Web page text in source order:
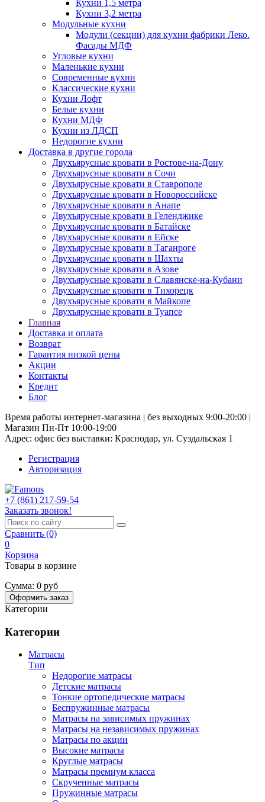
Кухни 1,5 метра
Кухни 3,2 метра
Модульные кухни
Модули (секции) для кухни фабрики Леко.
Фасады МДФ
Угловые кухни
Маленькие кухни
Современные кухни
Классические кухни
Кухни Лофт
Белые кухни
Кухни МДФ
Кухни из ЛДСП
Недорогие кухни
Доставка в другие города
Двухъярусные кровати в Ростове-на-Дону
Двухъярусные кровати в Сочи
Двухъярусные кровати в Ставрополе
Двухъярусные кровати в Новороссийске
Двухъярусные кровати в Анапе
Двухъярусные кровати в Геленджике
Двухъярусные кровати в Батайске
Двухъярусные кровати в Ейске
Двухъярусные кровати в Таганроге
Двухъярусные кровати в Шахты
Двухъярусные кровати в Азове
Двухъярусные кровати в Славянске-на-Кубани
Двухъярусные кровати в Тихорецк
Двухъярусные кровати в Майкопе
Двухъярусные кровати в Туапсе
Главная
Доставка и оплата
Возврат
Гарантия низкой цены
Акции
Контакты
Кредит
Блог
Время работы интернет-магазина | без выходных 9:00-20:00 |
Магазин Пн-Пт 10:00-19:00
Адрес: офис без выставки: Краснодар, ул. Суздальская 1
Регистрация
Авторизация
+7 (861) 217-59-54
Заказать звонок!
Сравнить (0)
0
Корзина
Товары в корзине
Сумма: 0 руб
Оформить заказ
Категории
Категории
Матрасы
Тип
Недорогие матрасы
Детские матрасы
Тонкие ортопедические матрасы
Беспружинные матрасы
Матрасы на зависимых пружинах
Матрасы на независимых пружинах
Матрасы по акции
Высокие матрасы
Круглые матрасы
Матрасы премиум класса
Скрученные матрасы
Пружинные матрасы